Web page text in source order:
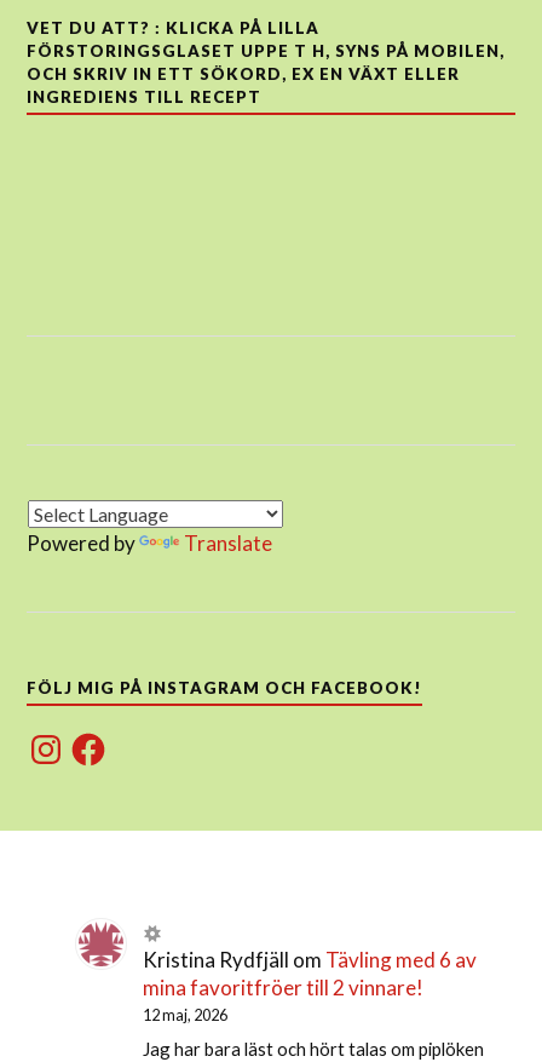
VET DU ATT? : KLICKA PÅ LILLA
FÖRSTORINGSGLASET UPPE T H, SYNS PÅ MOBILEN,
OCH SKRIV IN ETT SÖKORD, EX EN VÄXT ELLER
INGREDIENS TILL RECEPT
Powered by Translate
FÖLJ MIG PÅ INSTAGRAM OCH FACEBOOK!
InstagramFacebook
Kristina Rydfjäll om Tävling med 6 av
mina favoritfröer till 2 vinnare!
12 maj, 2026
Jag har bara läst och hört talas om piplöken